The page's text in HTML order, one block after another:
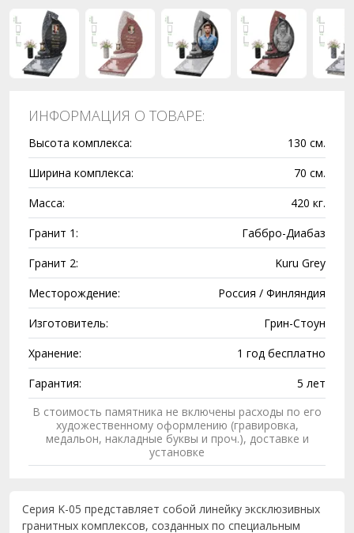
ИНФОРМАЦИЯ О ТОВАРЕ:
Высота комплекса:
130 см.
Ширина комплекса:
70 см.
Масса:
420 кг.
Гранит 1:
Габбро-Диабаз
Гранит 2:
Kuru Grey
Месторождение:
Россия / Финляндия
Изготовитель:
Грин-Стоун
Хранение:
1 год бесплатно
Гарантия:
5 лет
В стоимость памятника не включены расходы по его
художественному оформлению (гравировка,
медальон, накладные буквы и проч.), доставке и
установке
Серия K-05 представляет собой линейку эксклюзивных
гранитных комплексов, созданных по специальным